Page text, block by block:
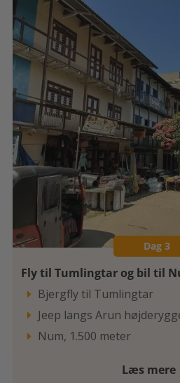
Dag 3
Fly til Tumlingtar og bil til
 Bjergfly til Tumlingtar
 Jeep langs Arun
 Num, 1.500 meter
Læs mere